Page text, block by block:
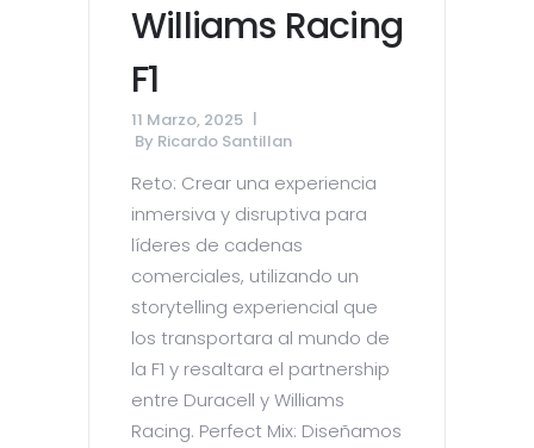
Williams Racing
F1
11 Marzo, 2025
By Ricardo Santillan
Reto: Crear una experiencia
inmersiva y disruptiva para
líderes de cadenas
comerciales, utilizando un
storytelling experiencial que
los transportara al mundo de
la F1 y resaltara el partnership
entre Duracell y Williams
Racing. Perfect Mix: Diseñamos